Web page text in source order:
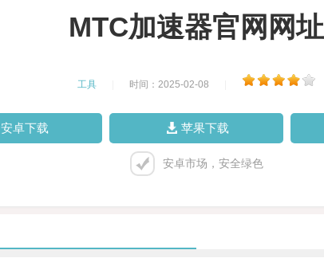
MTC加速器官网网址
工具 时间：2025-02-08
安卓下载 苹果下载
安卓市场，安全绿色